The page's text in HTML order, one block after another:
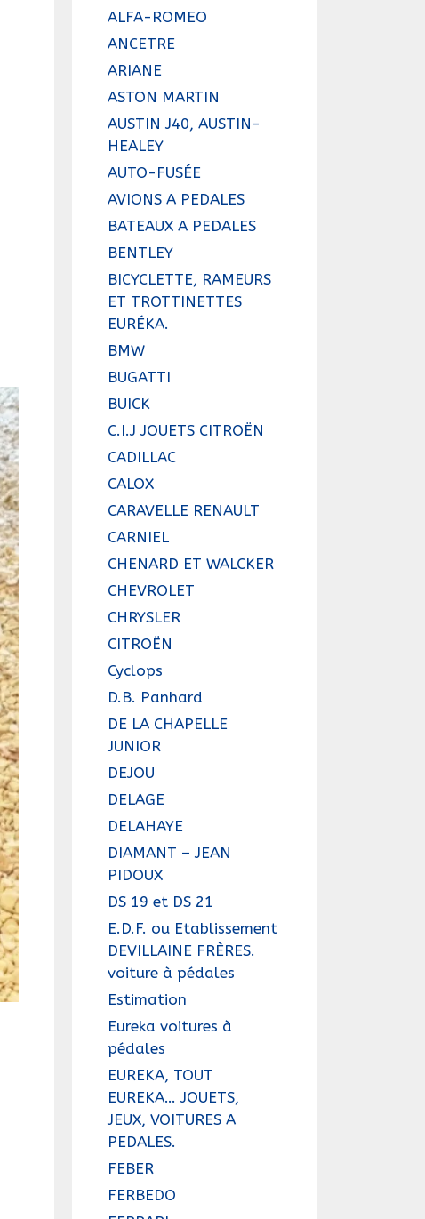
ALFA-ROMEO
ANCETRE
ARIANE
ASTON MARTIN
AUSTIN J40, AUSTIN-
HEALEY
AUTO-FUSÉE
AVIONS A PEDALES
BATEAUX A PEDALES
BENTLEY
BICYCLETTE, RAMEURS
ET TROTTINETTES
EURÉKA.
BMW
BUGATTI
BUICK
C.I.J JOUETS CITROËN
CADILLAC
CALOX
CARAVELLE RENAULT
CARNIEL
CHENARD ET WALCKER
CHEVROLET
CHRYSLER
CITROËN
Cyclops
D.B. Panhard
DE LA CHAPELLE
JUNIOR
DEJOU
DELAGE
DELAHAYE
DIAMANT – JEAN
PIDOUX
DS 19 et DS 21
E.D.F. ou Etablissement
DEVILLAINE FRÈRES.
voiture à pédales
Estimation
Eureka voitures à
pédales
EUREKA, TOUT
EUREKA… JOUETS,
JEUX, VOITURES A
PEDALES.
FEBER
FERBEDO